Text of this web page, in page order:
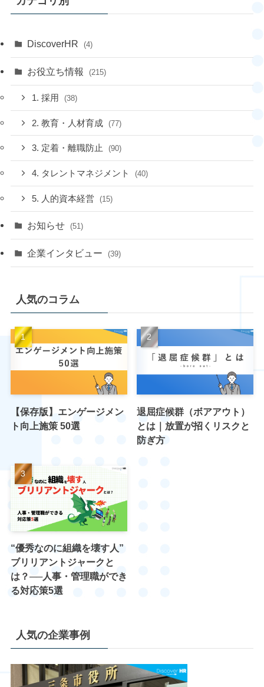
DiscoverHR (4)
お役立ち情報 (215)
1. 採用 (38)
2. 教育・人材育成 (77)
3. 定着・離職防止 (90)
4. タレントマネジメント (40)
5. 人的資本経営 (15)
お知らせ (51)
企業インタビュー (39)
人気のコラム
【保存版】エンゲージメン
ト向上施策 50選
退屈症候群（ボアアウト）
とは｜放置が招くリスクと
防ぎ方
“優秀なのに組織を壊す人”
ブリリアントジャークと
は？──人事・管理職ができ
る対応策5選
人気の企業事例